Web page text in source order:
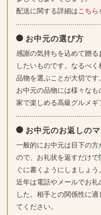
配送に関する詳細はこちら
お中元の選び方
感謝の気持ちを込めて贈
したいものです。なるべ
品物を選ぶことが大切です。
お中元の品物には様々な
家で楽しめる高級グルメギ
お中元のお返しの
一般的にお中元は目下の
ので、お礼状を返すだけ
ぐに書くようにしましょう。
近年は電話やメールでお
した。相手との関係性に
てください。